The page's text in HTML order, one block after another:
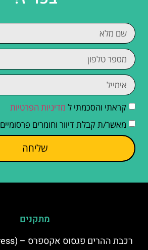
קראתי והסכמתי ל מדיניות הפרטיות
מאשר/ת קבלת דיוור וחומרים פרסומיים
שליחה
מתקנים